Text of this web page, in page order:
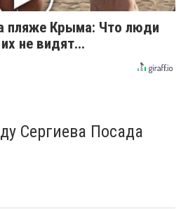
пляже Крыма: Что люди
не видят...
Сергиева Посада